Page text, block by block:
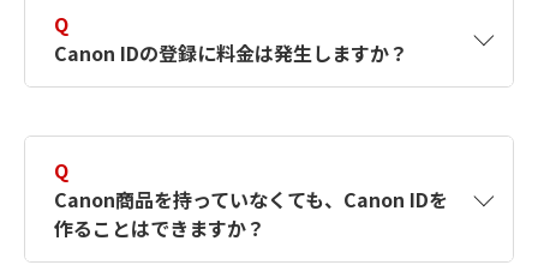
択したサービスから取得します。アカウントを
簡単に作成できるように、この情報を使用して
Canon IDの登録フォームを入力します。
Q
Canon IDの登録に料金は発生しますか？
Q
Canon商品を持っていなくても、Canon IDを
作ることはできますか？